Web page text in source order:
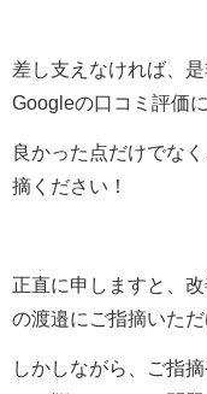
差し支えなければ、
Googleの口コミ評価
良かった点だけでな
摘ください！
正直に申しますと、
の渡邉にご指摘いた
しかしながら、ご指